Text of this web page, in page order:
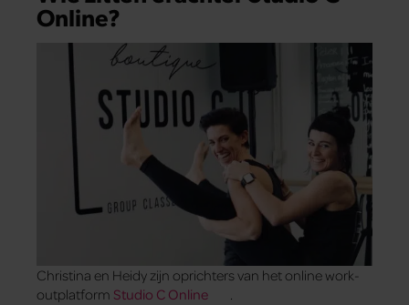
Online?
Christina en Heidy zijn oprichters van het online work-
outplatform Studio C Online
.